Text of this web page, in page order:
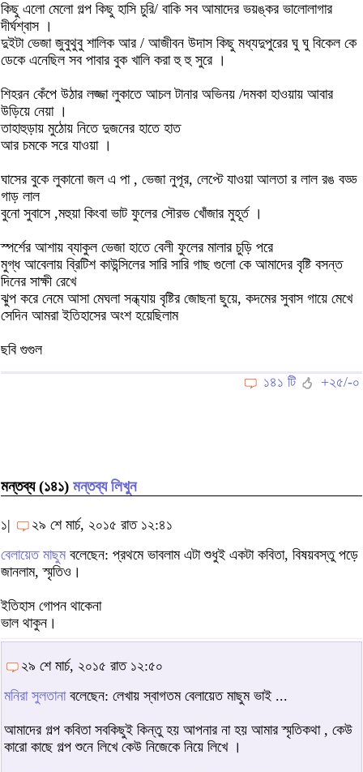
কিছু এলো মেলো গল্প কিছু হাসি চুরি/ বাকি সব আমাদের ভয়ঙ্কর ভালোলাগার
দীর্ঘশ্বাস ।
দুইটা ভেজা জুবুথুবু শালিক আর / আজীবন উদাস কিছু মধ্যদুপুরের ঘু ঘু বিকেল কে
ডেকে এনেছিল সব পাবার বুক খালি করা হু হু সুরে ।
শিহরন কেঁপে উঠার লজ্জা লুকাতে আচল টানার অভিনয় /দমকা হাওয়ায় আবার
উড়িয়ে নেয়া ।
তাহাহুড়ায় মুঠোয় নিতে দুজনের হাতে হাত
আর চমকে সরে যাওয়া ।
ঘাসের বুকে লুকানো জল এ পা , ভেজা নুপূর, লেপ্টে যাওয়া আলতা র লাল রঙ বড্ড
গাড় লাল
বুনো সুবাসে ,মহুয়া কিংবা ভাট ফুলের সৌরভ খোঁজার মুহূর্ত ।
স্পর্শের আশায় ব্যাকুল ভেজা হাতে বেলী ফুলের মালার চুড়ি পরে
মুগ্ধ আবেলায় ব্রিটিশ কাউন্সিলের সারি সারি গাছ গুলো কে আমাদের বৃষ্টি বসন্ত
দিনের সাক্ষী রেখে
ঝুপ করে নেমে আসা মেঘলা সন্ধ্যায় বৃষ্টির জোছনা ছুয়ে, কদমের সুবাস গায়ে মেখে
সেদিন আমরা ইতিহাসের অংশ হয়েছিলাম
ছবি গুগুল
১৪১ টি
+২৫/-০
মন্তব্য (১৪১) মন্তব্য লিখুন
১|
২৯ শে মার্চ, ২০১৫ রাত ১২:৪১
বেলায়েত মাছুমবলেছেন: প্রথমে ভাবলাম এটা শুধুই একটা কবিতা, বিষয়বস্তু পড়ে
জানলাম, স্মৃতিও।
ইতিহাস গোপন থাকেনা
ভাল থাকুন।
২৯ শে মার্চ, ২০১৫ রাত ১২:৫০
মনিরা সুলতানাবলেছেন: লেখায় স্বাগতম বেলায়েত মাছুম ভাই ...
আমাদের গল্প কবিতা সবকিছুই কিন্তু হয় আপনার না হয় আমার স্মৃতিকথা , কেউ
কারো কাছে গল্প শুনে লিখে কেউ নিজেকে নিয়ে লিখে ।